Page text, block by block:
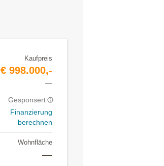
Kaufpreis
€ 998.000,-
—
Gesponsert
Finanzierung
berechnen
Wohnfläche
—